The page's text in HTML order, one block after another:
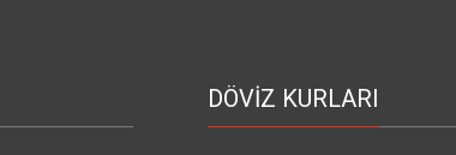
DÖVİZ KURLARI